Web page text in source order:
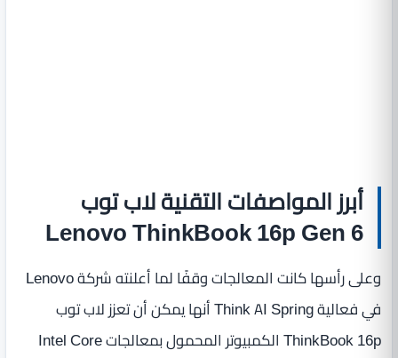
أبرز المواصفات التقنية لاب توب
Lenovo ThinkBook 16p Gen 6
وعلى رأسها كانت المعالجات وقفًا لما أعلنته شركة Lenovo
في فعالية Think AI Spring أنها يمكن أن تعزز لاب توب
ThinkBook 16p الكمبيوتر المحمول بمعالجات Intel Core